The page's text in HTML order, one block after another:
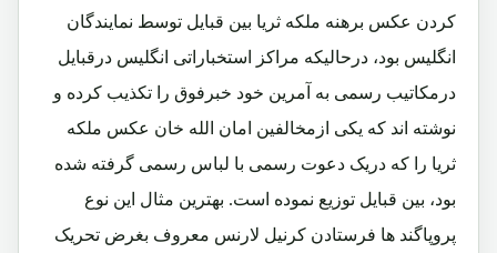
کردن عکس برهنه ملکه ثریا بین قبایل توسط نمایندگان
انگلیس بود، درحالیکه مراکز استخباراتی انگلیس درقبایل
درمکاتیب رسمی به آمرین خود خبرفوق را تکذیب کرده و
نوشته اند که یکی ازمخالفین امان الله خان عکس ملکه
ثریا را که دریک دعوت رسمی با لباس رسمی گرفته شده
بود، بین قبایل توزیع نموده است. بهترین مثال این نوع
پروپاگند ها فرستادن کرنیل لارنس معروف بغرض تحریک